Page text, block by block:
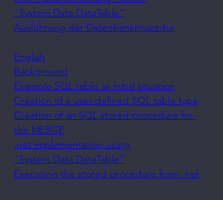
"System.Data.DataTable"
Ausführung der Datenbankprozedur
English
Background
Example SQL table as initial situation
Creation of a user-defined SQL table type
Creation of an SQL stored procedure for
the MERGE
.net implementation using
"System.Data.DataTable"
Executing the stored procedure from .net